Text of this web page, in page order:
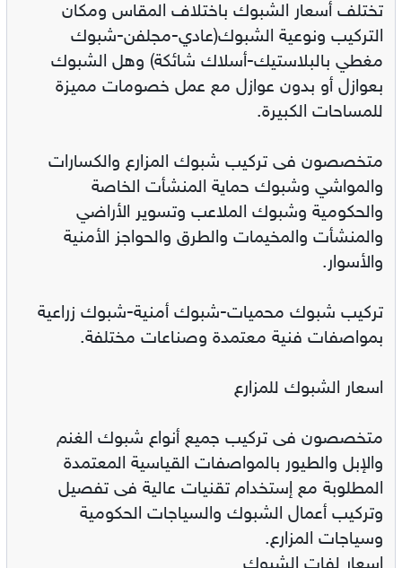
تختلف أسعار الشبوك باختلاف المقاس ومكان
التركيب ونوعية الشبوك(عادي-مجلفن-شبوك
مغطي بالبلاستيك-أسلاك شائكة) وهل الشبوك
بعوازل أو بدون عوازل مع عمل خصومات مميزة
للمساحات الكبيرة.
متخصصون فى تركيب شبوك المزارع والكسارات
والمواشي وشبوك حماية المنشأت الخاصة
والحكومية وشبوك الملاعب وتسوير الأراضي
والمنشأت والمخيمات والطرق والحواجز الأمنية
والأسوار.
تركيب شبوك محميات-شبوك أمنية-شبوك زراعية
بمواصفات فنية معتمدة وصناعات مختلفة.
اسعار الشبوك للمزارع
متخصصون فى تركيب جميع أنواع شبوك الغنم
والإبل والطيور بالمواصفات القياسية المعتمدة
المطلوبة مع إستخدام تقنيات عالية فى تفصيل
وتركيب أعمال الشبوك والسياجات الحكومية
وسياجات المزارع.